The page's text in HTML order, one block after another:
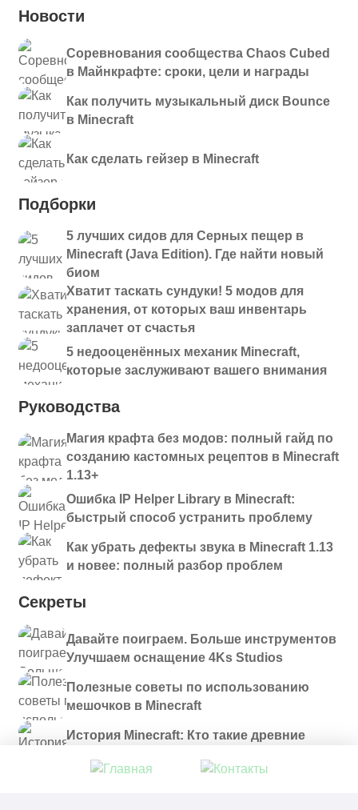
Новости
Соревнования сообщества Chaos Cubed
в Майнкрафте: сроки, цели и награды
Как получить музыкальный диск Bounce
в Minecraft
Как сделать гейзер в Minecraft
Подборки
5 лучших сидов для Серных пещер в
Minecraft (Java Edition). Где найти новый
биом
Хватит таскать сундуки! 5 модов для
хранения, от которых ваш инвентарь
заплачет от счастья
5 недооценённых механик Minecraft,
которые заслуживают вашего внимания
Руководства
Магия крафта без модов: полный гайд по
созданию кастомных рецептов в Minecraft
1.13+
Ошибка IP Helper Library в Minecraft:
быстрый способ устранить проблему
Как убрать дефекты звука в Minecraft 1.13
и новее: полный разбор проблем
Секреты
Давайте поиграем. Больше инструментов
Улучшаем оснащение 4Ks Studios
Полезные советы по использованию
мешочков в Minecraft
История Minecraft: Кто такие древние